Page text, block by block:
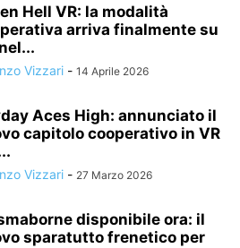
Hell VR: la modalità
arriva finalmente su
Vizzari - 14 Aprile 2026
Aces High: annunciato il
capitolo cooperativo in VR
Vizzari - 27 Marzo 2026
disponibile ora: il
sparatutto frenetico per